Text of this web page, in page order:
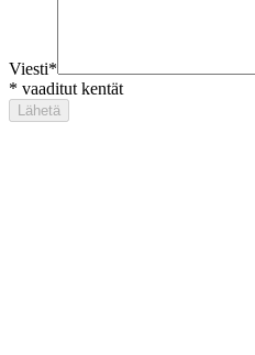
Viesti*
* vaaditut kentät